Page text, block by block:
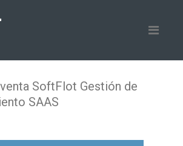
SoftFlot Gestión de
SAAS